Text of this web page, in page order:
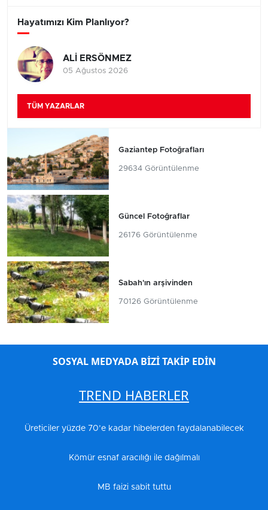
Hayatımızı Kim Planlıyor?
ALİ ERSÖNMEZ
05 Ağustos 2026
TÜM YAZARLAR
Gaziantep Fotoğrafları
29634 Görüntülenme
Güncel Fotoğraflar
26176 Görüntülenme
Sabah'ın arşivinden
70126 Görüntülenme
SOSYAL MEDYADA BİZİ TAKİP EDİN
TREND HABERLER
Üreticiler yüzde 70’e kadar hibelerden faydalanabilecek
Kömür esnaf aracılığı ile dağılmalı
MB faizi sabit tuttu